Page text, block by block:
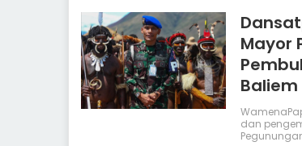
Mayor
dan